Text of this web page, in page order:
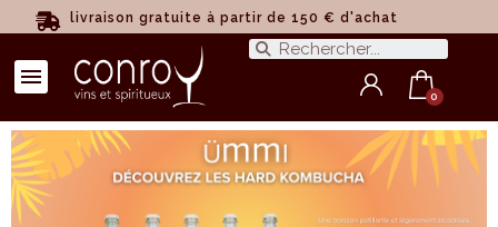
livraison gratuite à partir de 150 € d'achat